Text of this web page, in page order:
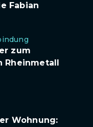
Fabian
zum
Rheinmetall
Wohnung: